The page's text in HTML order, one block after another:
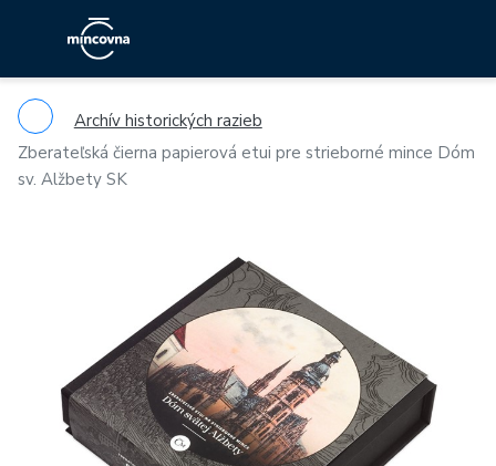
Archív historických razieb
Zberateľská čierna papierová etui pre strieborné mince Dóm
sv. Alžbety SK
Previous